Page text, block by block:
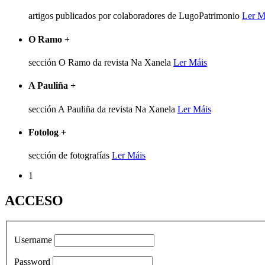
artigos publicados por colaboradores de LugoPatrimonio Ler
O Ramo +
sección O Ramo da revista Na Xanela Ler Máis
A Pauliña +
sección A Pauliña da revista Na Xanela Ler Máis
Fotolog +
sección de fotografías Ler Máis
1
ACCESO
Username
Password